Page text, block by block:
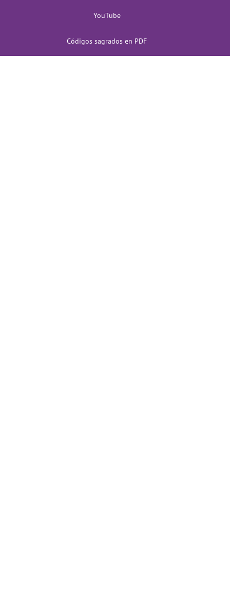
YouTube
Códigos sagrados en PDF